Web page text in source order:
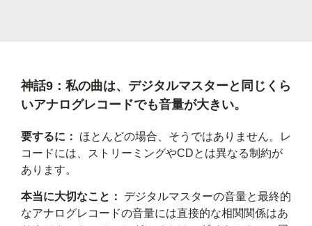
神話9：私の曲は、デジタルマスターと同じくら
いアナログレコードでも音量が大きい。
要するに：
ほとんどの場合、そうではありません。レ
コードには、ストリーミングやCDとは異なる制約が
あります。
本当に大切なこと：
デジタルマスターの音量と最終的
なアナログレコードの音量には直接的な相関関係はあ